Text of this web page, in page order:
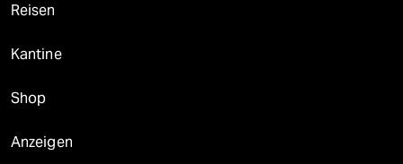
Reisen
Kantine
Shop
Anzeigen